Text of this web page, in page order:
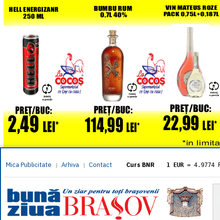
Mica Publicitate | Arhiva | Contact Curs BNR 1 EUR = 4.9774
= 5.8304
1 XAU= 464.4611
1 AED= 1.1933
1 AUD= 2.7957
1 BGN= 2.5449